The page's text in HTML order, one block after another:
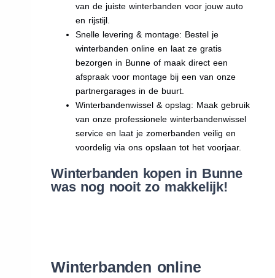
van de juiste winterbanden voor jouw auto
en rijstijl.
Snelle levering & montage: Bestel je
winterbanden online en laat ze gratis
bezorgen in Bunne of maak direct een
afspraak voor montage bij een van onze
partnergarages in de buurt.
Winterbandenwissel & opslag: Maak gebruik
van onze professionele winterbandenwissel
service en laat je zomerbanden veilig en
voordelig via ons opslaan tot het voorjaar.
Winterbanden kopen in Bunne
was nog nooit zo makkelijk!
Winterbanden online